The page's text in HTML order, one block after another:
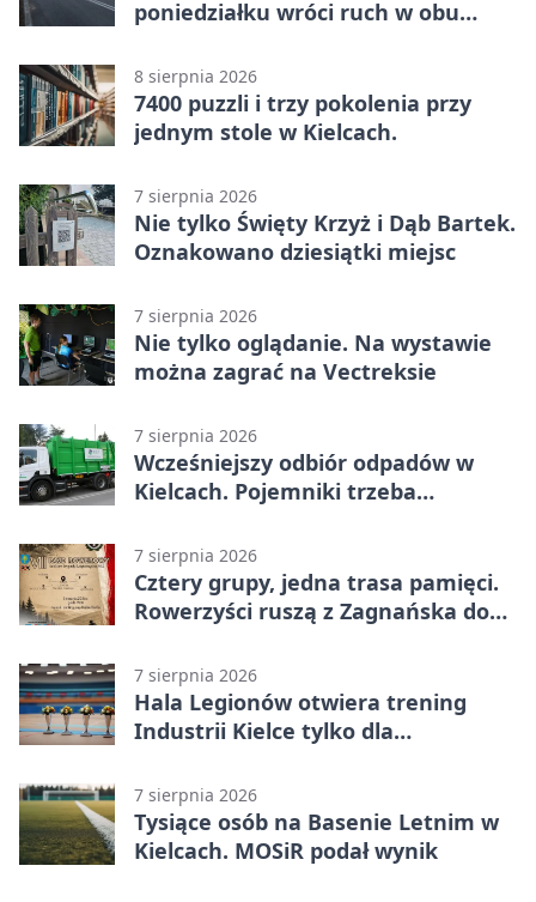
poniedziałku wróci ruch w obu
8 sierpnia 2026
7400 puzzli i trzy pokolenia przy
jednym stole w Kielcach.
7 sierpnia 2026
Nie tylko Święty Krzyż i Dąb Bartek.
Oznakowano dziesiątki miejsc
7 sierpnia 2026
Nie tylko oglądanie. Na wystawie
można zagrać na Vectreksie
7 sierpnia 2026
Wcześniejszy odbiór odpadów w
Kielcach. Pojemniki trzeba
7 sierpnia 2026
Cztery grupy, jedna trasa pamięci.
Rowerzyści ruszą z Zagnańska do
7 sierpnia 2026
Hala Legionów otwiera trening
Industrii Kielce tylko dla
7 sierpnia 2026
Tysiące osób na Basenie Letnim w
Kielcach. MOSiR podał wynik